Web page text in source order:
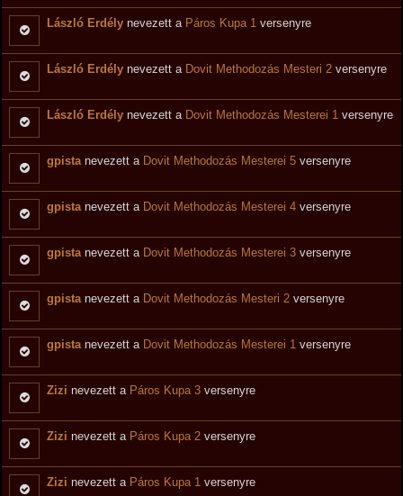
László Erdély nevezett a Páros Kupa 1 versenyre
László Erdély nevezett a Dovit Methodozás Mesteri 2 versenyre
László Erdély nevezett a Dovit Methodozás Mesterei 1 versenyre
gpistanevezett a Dovit Methodozás Mesterei 5 versenyre
gpistanevezett a Dovit Methodozás Mesterei 4 versenyre
gpistanevezett a Dovit Methodozás Mesterei 3 versenyre
gpistanevezett a Dovit Methodozás Mesteri 2 versenyre
gpistanevezett a Dovit Methodozás Mesterei 1 versenyre
Zizi nevezett a Páros Kupa 3 versenyre
Zizi nevezett a Páros Kupa 2 versenyre
Zizi nevezett a Páros Kupa 1 versenyre